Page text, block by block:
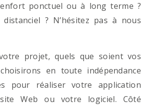
ponctuel ou à long terme ?
? N’hésitez pas à nous
projet, quels que soient vos
en toute indépendance
pour réaliser votre application
Web ou votre logiciel. Côté